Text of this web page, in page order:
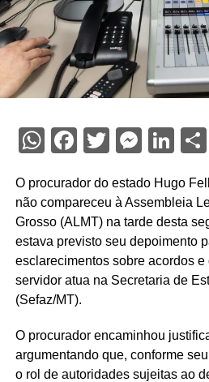
WhatsApp
Facebook
Twitter
O procurador do estado Hugo
não compareceu à Assembleia
Grosso (ALMT) na tarde desta
estava previsto seu depoimento
esclarecimentos sobre acordos
servidor atua na Secretaria de
(Sefaz/MT).
O procurador encaminhou
argumentando que, conforme
o rol de autoridades sujeitas ao